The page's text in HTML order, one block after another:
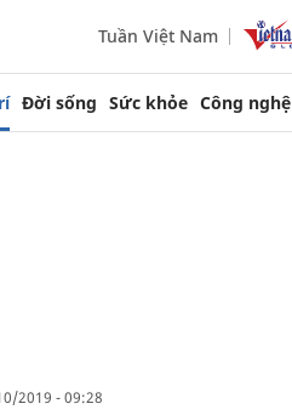
Tuần Việt Nam
Đời sống Sức khỏe Công nghệ
2019 - 09:28